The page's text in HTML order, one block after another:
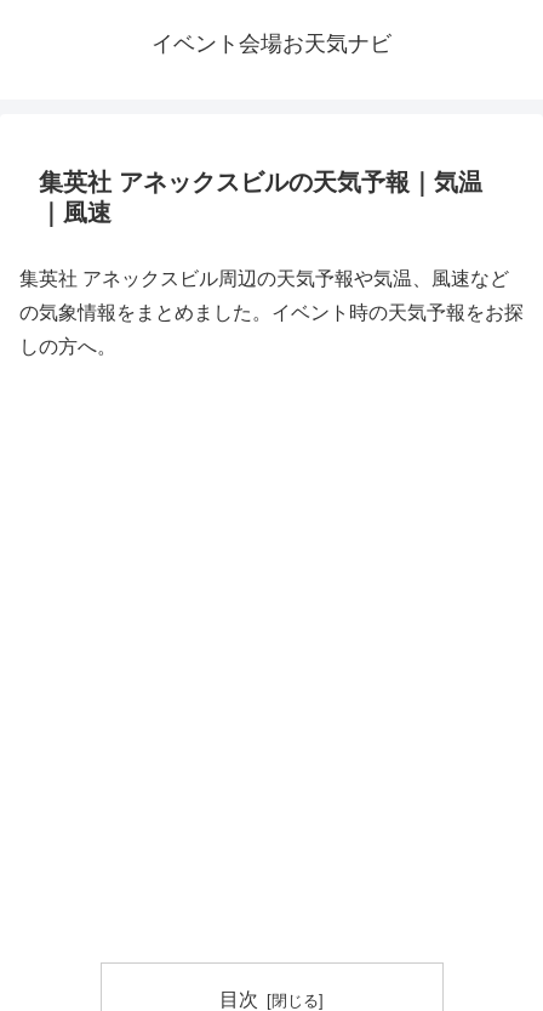
イベント会場お天気ナビ
集英社 アネックスビルの天気予報｜気温
｜風速
集英社 アネックスビル周辺の天気予報や気温、風速など
の気象情報をまとめました。イベント時の天気予報をお探
しの方へ。
目次